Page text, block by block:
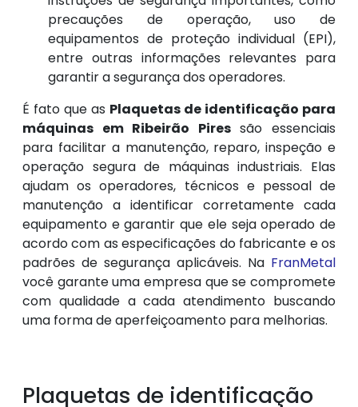
precauções de operação, uso de
equipamentos de proteção individual (EPI),
entre outras informações relevantes para
garantir a segurança dos operadores.
É fato que as Plaquetas de identificação para
máquinas em Ribeirão Piressão essenciais
para facilitar a manutenção, reparo, inspeção e
operação segura de máquinas industriais. Elas
ajudam os operadores, técnicos e pessoal de
manutenção a identificar corretamente cada
equipamento e garantir que ele seja operado de
acordo com as especificações do fabricante e os
padrões de segurança aplicáveis. Na FranMetal
você garante uma empresa que se compromete
com qualidade a cada atendimento buscando
uma forma de aperfeiçoamento para melhorias.
Plaquetas de identificação